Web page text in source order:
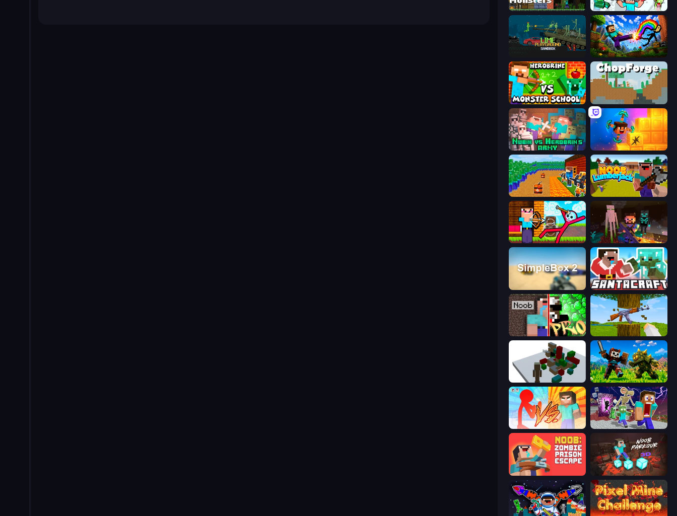
Noob VS Monsters Mine Shooter 2: Noob vs Mobs
Noob: Wall Crusher
Herobrine vs Monster School ChopForge
Nubik vs Herobrin's Army Merge & Dig!
Noob Tower Defense Idle Noob Lumberjack
Noob Archer vs Stickman Zombie ZombieCraft
SantaCraft
Noob vs Pro: Challenge Mine Shooter 3D
Craft Destroy CraftSlayer: Apocalypse
Red Stickman vs Monster School Monster School Herobrine Siren Head
Noob Parkour 3D